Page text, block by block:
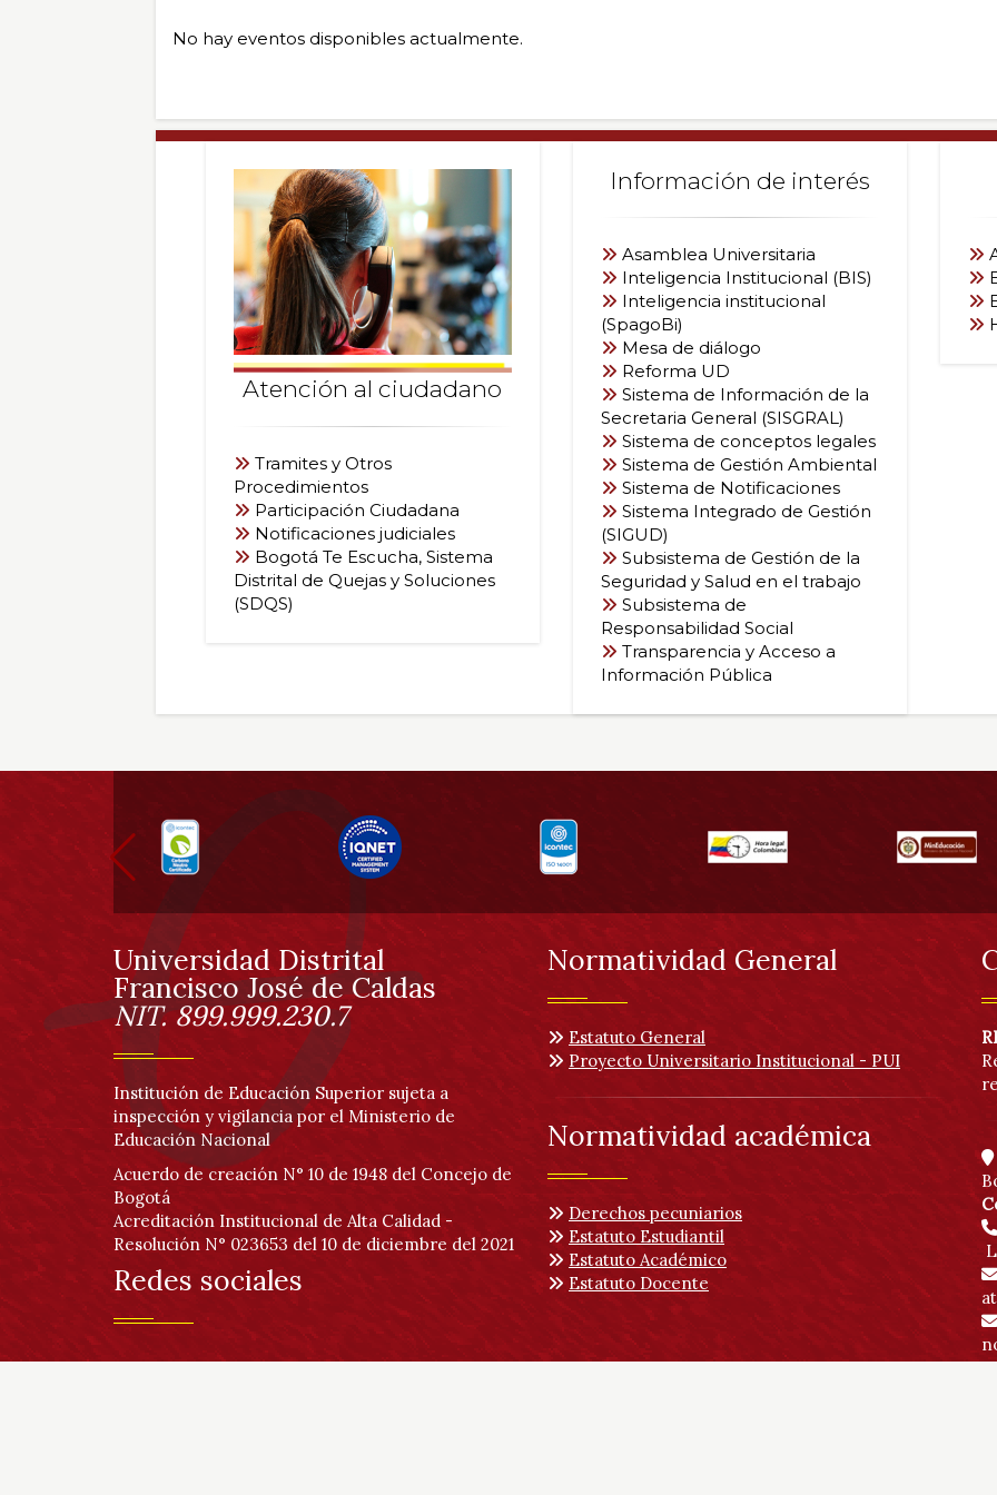
de
eventos
Enlaces
recomendados
Atención al ciudadano
Tramites y Otros
Procedimientos
Participación Ciudadana
Notificaciones judiciales
Bogotá Te Escucha, Sistema
Información de interés
Asamblea Universitaria
Inteligencia Institucional (BIS)
Inteligencia institucional
(SpagoBi)
Mesa de diálogo
Reforma UD
Sistema de Información de la
Secretaria General (SISGRAL)
Sistema de conceptos legales
Sistema de Gestión Ambiental
Sistema de Notificaciones
Sistema Integrado de Gestión
(SIGUD)
Subsistema de Gestión de la
Seguridad y Salud en el trabajo
Subsistema de
Transparencia y Acceso a
Información
pie
de
página
Información
Universidad Distrital
Francisco José de Caldas
NIT. 899.999.230.7
Institución de Educación Superior sujeta a
inspección y vigilancia por el Ministerio de
Educación Nacional
Acuerdo de creación N° 10 de 1948 del Concejo de
Acreditación Institucional de Alta Calidad -
Redes sociales
Normatividad General
Estatuto General
Proyecto Universitario Institucional - PUI
Normatividad académica
Derechos pecuniarios
Estatuto Estudiantil
Estatuto Académico
Estatuto Docente